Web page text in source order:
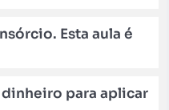
Esta aula é
para aplicar